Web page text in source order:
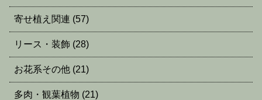
寄せ植え関連 (57)
リース・装飾 (28)
お花系その他 (21)
多肉・観葉植物 (21)